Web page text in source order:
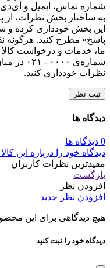
شماره تماس، ایمیل و آی‌دی
به ساختار بخش نظرات، از
این بخش خودداری کرده
پاسخ» مطرح کنید.
شماره‌ی
نظرات خودداری کنید.
ثبت نظر
دیدگاه ها
0 دیدگاه ها
دیدگاه خود را درباره این
مفیدترین نظرات کاربران
بازگشت
افزودن نظر
افزودن نظر جدید
هیچ دیدگاهی برای این
دیدگاه خود را ثبت کنید